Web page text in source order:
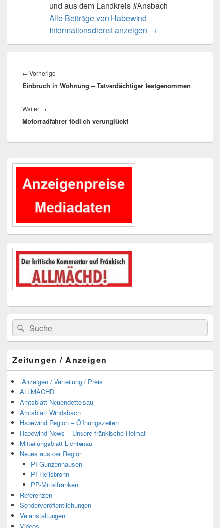
und aus dem Landkreis #Ansbach
Alle Beiträge von Habewind
Informationsdienst anzeigen →
← Vorherige
Beitrag:
Einbruch in Wohnung – Tatverdächtiger festgenommen
Weiter →
Beitrag:
Motorradfahrer tödlich verunglückt
Primärer
Widgetbereich
Suchen
nach:
Suchen
Zeitungen / Anzeigen
.Anzeigen / Verteilung / Preis
ALLMÄCHD!
Amtsblatt Neuendettelsau
Amtsblatt Windsbach
Habewind Region – Öffnungszeiten
Habewind-News – Unsere fränkische Heimat
Mitteilungsblatt Lichtenau
Neues aus der Region
PI-Gunzenhausen
PI-Heilsbronn
PP-Mittelfranken
Referenzen
Sonderveröffentlichungen
Veranstaltungen
Videos